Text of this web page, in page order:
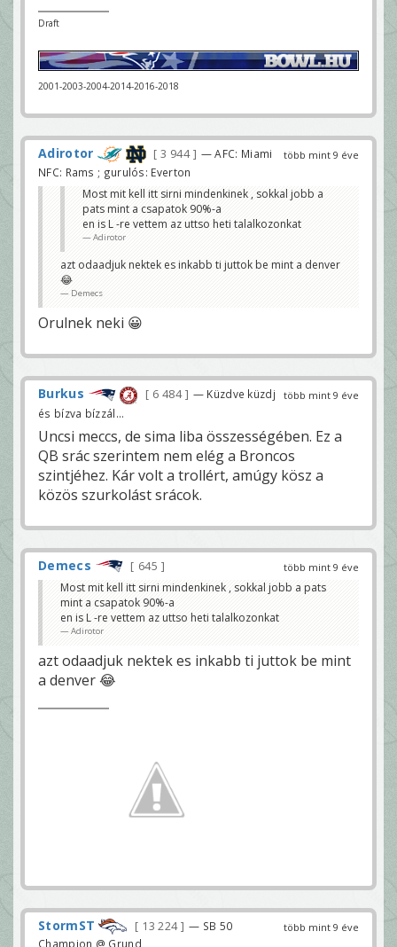
Draft
2001-2003-2004-2014-2016-2018
több mint 9 éve
Adirotor 3 944
— AFC: Miami
NFC: Rams ; gurulós: Everton
Most mit kell itt sirni mindenkinek , sokkal jobb a
pats mint a csapatok 90%-a
en is L -re vettem az uttso heti talalkozonkat
Adirotor
azt odaadjuk nektek es inkabb ti juttok be mint a denver
😂
Demecs
Orulnek neki 😀
több mint 9 éve
Burkus 6 484
— Küzdve küzdj
és bízva bízzál...
Uncsi meccs, de sima liba összességében. Ez a
QB srác szerintem nem elég a Broncos
szintjéhez. Kár volt a trollért, amúgy kösz a
közös szurkolást srácok.
több mint 9 éve
Demecs
645
Most mit kell itt sirni mindenkinek , sokkal jobb a pats
mint a csapatok 90%-a
en is L -re vettem az uttso heti talalkozonkat
Adirotor
azt odaadjuk nektek es inkabb ti juttok be mint
a denver 😂
több mint 9 éve
StormST 13 224
— SB 50
Champion @ Grund